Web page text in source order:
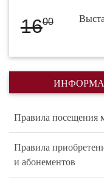
1600
Правила посещения
Правила
и абонементов